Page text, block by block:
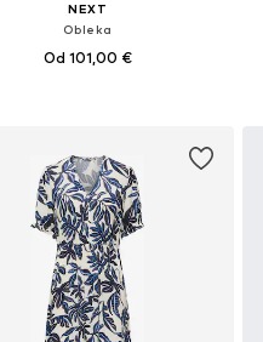
NEXT
Obleka
Od 101,00 €